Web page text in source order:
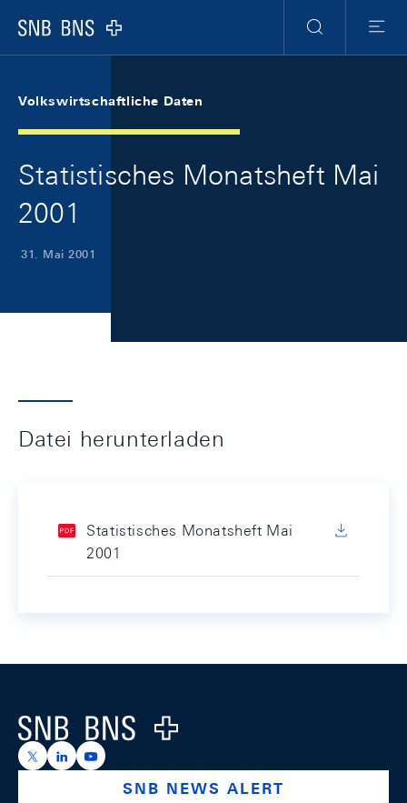
Logo
Suche
Menu
Volkswirtschaftliche Daten
Statistisches Monatsheft Mai
2001
31. Mai 2001
Datei herunterladen
Statistisches Monatsheft Mai
2001
Logo
https://x.com/snb_bns
https://ch.linkedin.com/company/swiss-national-
https://www.youtube.com/@swissnationalbank
SNB NEWS ALERT